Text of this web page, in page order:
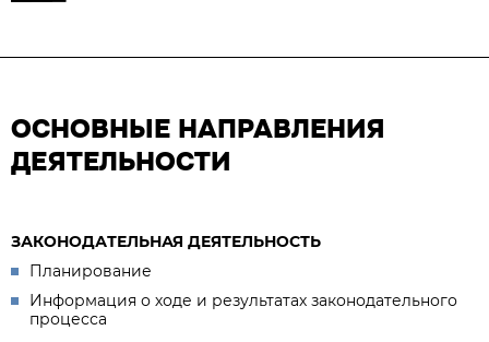
ОСНОВНЫЕ НАПРАВЛЕНИЯ
ДЕЯТЕЛЬНОСТИ
ЗАКОНОДАТЕЛЬНАЯ ДЕЯТЕЛЬНОСТЬ
Планирование
Информация о ходе и результатах законодательного
процесса